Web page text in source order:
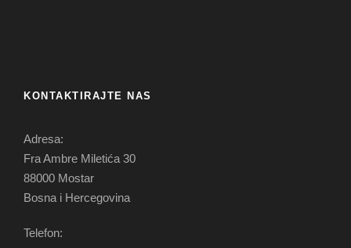
KONTAKTIRAJTE NAS
Adresa:
Fra Ambre Miletića 30
88000 Mostar
Bosna i Hercegovina
Telefon: